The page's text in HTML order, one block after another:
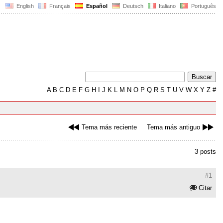
English Français Español Deutsch Italiano Português
AB C D E F G H J K L M N O P Q R S T U V W X Y Z #
Tema más reciente Tema más antiguo
3 posts
#1
Citar